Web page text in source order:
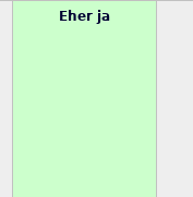
Eher ja